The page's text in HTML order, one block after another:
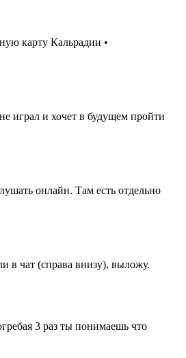
карту Кальрадии •
играл и хочет в будущем пройти
онлайн. Там есть отдельно
в чат (справа внизу), выложу.
3 раз ты понимаешь что